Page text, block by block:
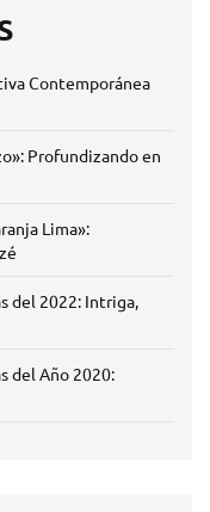
Contemporánea
Profundizando en
Lima»:
del 2022: Intriga,
del Año 2020: